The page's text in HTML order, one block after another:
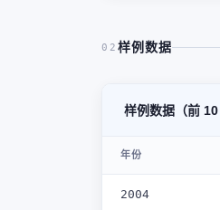
02 样例数据
样例数据（前 10
年份
2004